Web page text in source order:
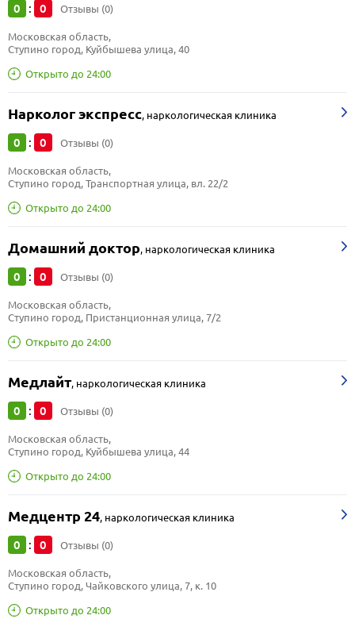
0 : 0 Отзывы (0)
Открыто до 24:00
Московская область,
Ступино город, Куйбышева улица, 40
Нарколог экспресс, наркологическая клиника
0 : 0 Отзывы (0)
Открыто до 24:00
Московская область,
Ступино город, Транспортная улица, вл. 22/2
Домашний доктор, наркологическая клиника
0 : 0 Отзывы (0)
Открыто до 24:00
Московская область,
Ступино город, Пристанционная улица, 7/2
Медлайт, наркологическая клиника
0 : 0 Отзывы (0)
Открыто до 24:00
Московская область,
Ступино город, Куйбышева улица, 44
Медцентр 24, наркологическая клиника
0 : 0 Отзывы (0)
Открыто до 24:00
Московская область,
Ступино город, Чайковского улица, 7, к. 10